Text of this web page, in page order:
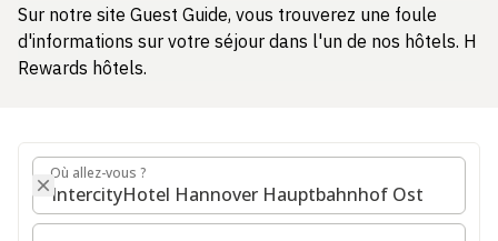
Sur notre site Guest Guide, vous trouverez une foule
d'informations sur votre séjour dans l'un de nos hôtels. H
Rewards hôtels.
Où allez-vous ?
Où allez-vous ?